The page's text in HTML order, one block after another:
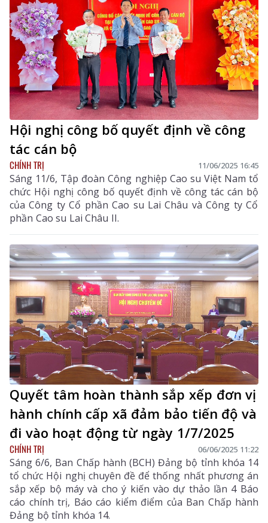
Hội nghị công bố quyết định về công
tác cán bộ
CHÍNH TRỊ 11/06/2025 16:45
Sáng 11/6, Tập đoàn Công nghiệp Cao su Việt Nam tổ
chức Hội nghị công bố quyết định về công tác cán bộ
của Công ty Cổ phần Cao su Lai Châu và Công ty Cổ
phần Cao su Lai Châu II.
Quyết tâm hoàn thành sắp xếp đơn vị
hành chính cấp xã đảm bảo tiến độ và
đi vào hoạt động từ ngày 1/7/2025
CHÍNH TRỊ 06/06/2025 11:22
Sáng 6/6, Ban Chấp hành (BCH) Đảng bộ tỉnh khóa 14
tổ chức Hội nghị chuyên đề để thống nhất phương án
sắp xếp bộ máy và cho ý kiến vào dự thảo lần 4 Báo
cáo chính trị, Báo cáo kiểm điểm của Ban Chấp hành
Đảng bộ tỉnh khóa 14.